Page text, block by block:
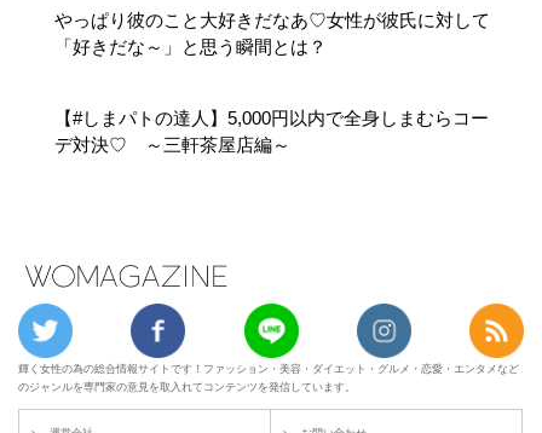
やっぱり彼のこと大好きだなあ♡女性が彼氏に対して
「好きだな～」と思う瞬間とは？
【#しまパトの達人】5,000円以内で全身しまむらコー
デ対決♡ ～三軒茶屋店編～
輝く女性の為の総合情報サイトです！ファッション・美容・ダイエット・グルメ・恋愛・エンタメなど
のジャンルを専門家の意見を取入れてコンテンツを発信しています。